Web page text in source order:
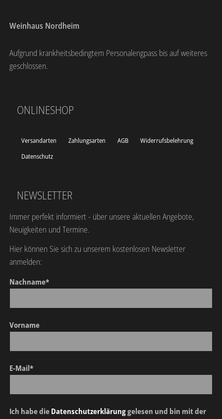
Weinhaus Nordheim
Aufgrund krankheitsbedingtem Personalengpass bis auf weiteres
geschlossen.
ONLINESHOP
Versandarten Zahlungsarten AGB
Widerrufsbelehrung
Datenschutz
NEWSLETTER
Immer perfekt informiert - über unsere aktuellen Angebote,
Neuigkeiten und Termine.
Hier können Sie sich zu unserem kostenlosen Newsletter
anmelden:
Nachname*
Vorname
E-Mail*
Ich habe die Datenschutzerklärunggelesen und bin mit der